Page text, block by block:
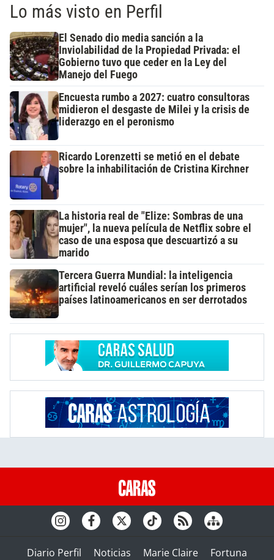
Lo más visto en Perfil
El Senado dio media sanción a la
Inviolabilidad de la Propiedad Privada: el
Gobierno tuvo que ceder en la Ley del
Manejo del Fuego
Encuesta rumbo a 2027: cuatro consultoras
midieron el desgaste de Milei y la crisis de
liderazgo en el peronismo
Ricardo Lorenzetti se metió en el debate
sobre la inhabilitación de Cristina Kirchner
La historia real de "Elize: Sombras de una
mujer", la nueva película de Netflix sobre el
caso de una esposa que descuartizó a su
marido
Tercera Guerra Mundial: la inteligencia
artificial reveló cuáles serían los primeros
países latinoamericanos en ser derrotados
Diario Perfil Noticias Marie Claire
Fortuna